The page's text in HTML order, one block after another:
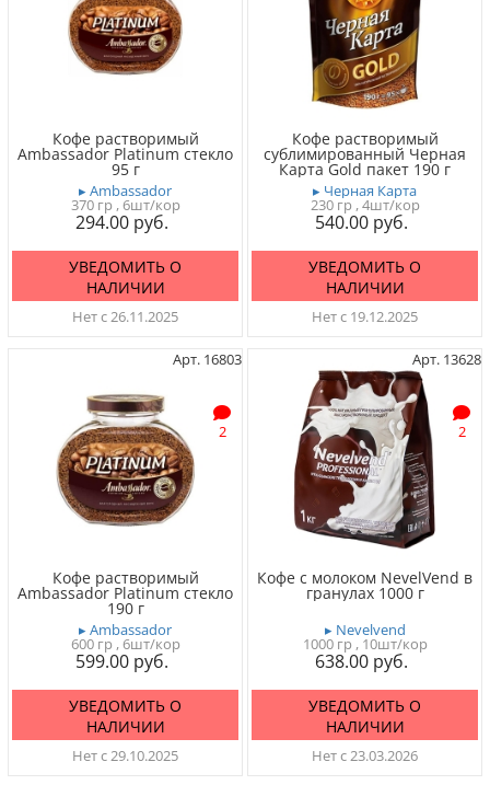
Кофе растворимый
Ambassador Platinum стекло
95 г
▸ Ambassador
370 гр , 6шт/кор
294.00
УВЕДОМИТЬ О
НАЛИЧИИ
Нет с 26.11.2025
Кофе растворимый
сублимированный Черная
Карта Gold пакет 190 г
▸ Черная Карта
230 гр , 4шт/кор
540.00
УВЕДОМИТЬ О
НАЛИЧИИ
Нет с 19.12.2025
Арт. 16803
2
Кофе растворимый
Ambassador Platinum стекло
190 г
▸ Ambassador
600 гр , 6шт/кор
599.00
УВЕДОМИТЬ О
НАЛИЧИИ
Нет с 29.10.2025
Арт. 13628
2
Кофе с молоком NevelVend в
гранулах 1000 г
▸ Nevelvend
1000 гр , 10шт/кор
638.00
УВЕДОМИТЬ О
НАЛИЧИИ
Нет с 23.03.2026